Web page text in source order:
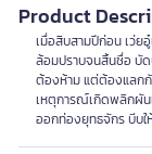
Product
เมื่อสิบสามปีก่อน เว่ย
ล้อมปราบจนสิ้นชื่อ บั
ต้องห้าม แต่ต้องแลกกั
เหตุการณ์เกิดพลิกผัน
ออกท่องยุทธจักร บีบใ